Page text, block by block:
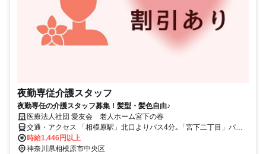
夜勤専従介護スタッフ
夜勤専任の介護スタッフ募集！髪型・髪色自由♪
医療法人社団 愛友会 老人ホーム宮下の春
交通・アクセス 「相模原駅」北口よりバス4分｡「宮下二丁目」バス
停下車 / 「多摩境駅」より徒歩13分
時給1,446円以上
神奈川県相模原市中央区